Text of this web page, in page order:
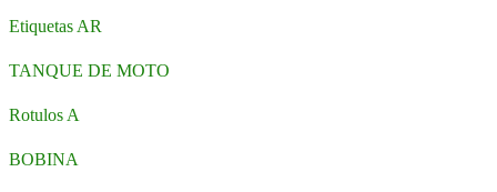
Etiquetas AR
TANQUE DE MOTO
Rotulos A
BOBINA